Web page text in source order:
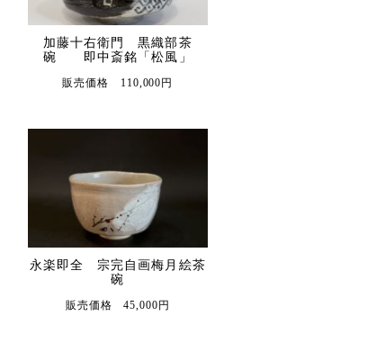
加藤十右衛門 黒織部茶
碗 即中斎銘「松風」
販売価格 110,000円
永楽即全 宗完自画梅月絵茶
碗
販売価格 45,000円